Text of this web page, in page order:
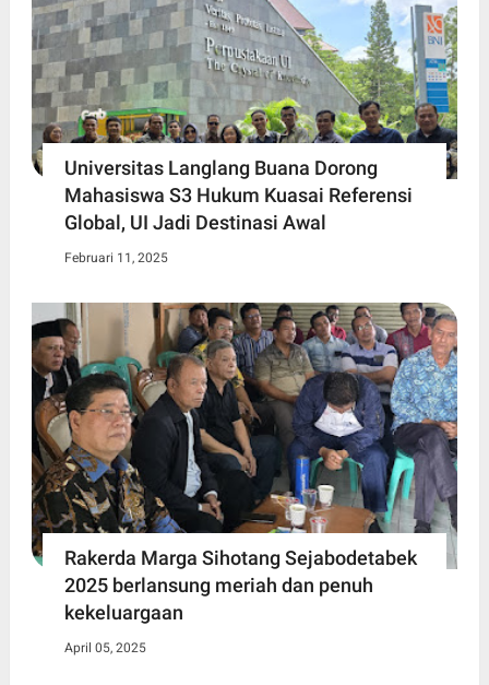
Universitas Langlang Buana Dorong
Mahasiswa S3 Hukum Kuasai Referensi
Global, UI Jadi Destinasi Awal
Februari 11, 2025
Rakerda Marga Sihotang Sejabodetabek
2025 berlansung meriah dan penuh
kekeluargaan
April 05, 2025